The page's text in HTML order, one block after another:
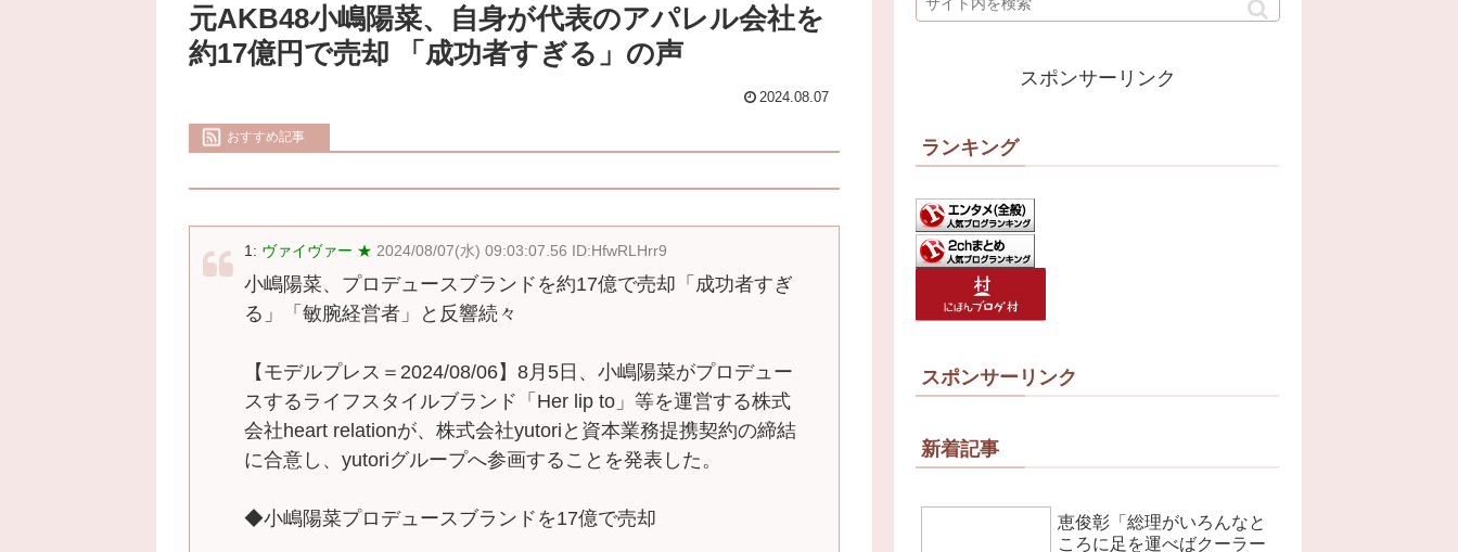
元AKB48小嶋陽菜、自身が代表のアパレル会社を
約17億円で売却 「成功者すぎる」の声
2024.08.07
おすすめ記事
1: ヴァイヴァー ★ 2024/08/07(水) 09:03:07.56 ID:HfwRLHrr9
小嶋陽菜、プロデュースブランドを約17億で売却「成功者すぎ
る」「敏腕経営者」と反響続々
【モデルプレス＝2024/08/06】8月5日、小嶋陽菜がプロデュー
スするライフスタイルブランド「Her lip to」等を運営する株式
会社heart relationが、株式会社yutoriと資本業務提携契約の締結
に合意し、yutoriグループへ参画することを発表した。
◆小嶋陽菜プロデュースブランドを17億で売却
スポンサーリンク
ランキング
スポンサーリンク
新着記事
恵俊彰「総理がいろんなと
ころに足を運べばクーラー